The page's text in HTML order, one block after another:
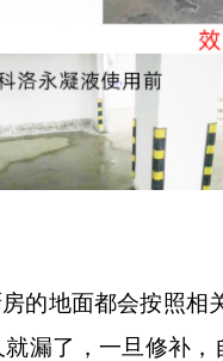
的地面都会按照相
漏了，一旦修补